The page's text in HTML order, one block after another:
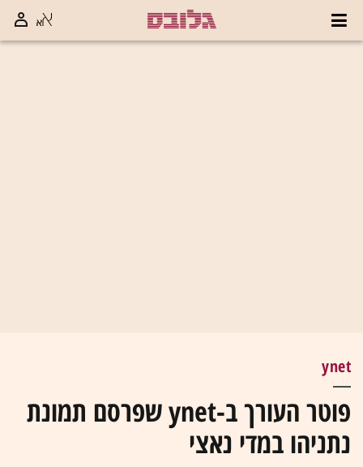
ynet
פוטר העורך ב-ynet שפרסם תמונת
נתניהו במדי נאצי